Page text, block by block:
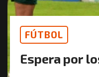
FÚTBOL
Espera por